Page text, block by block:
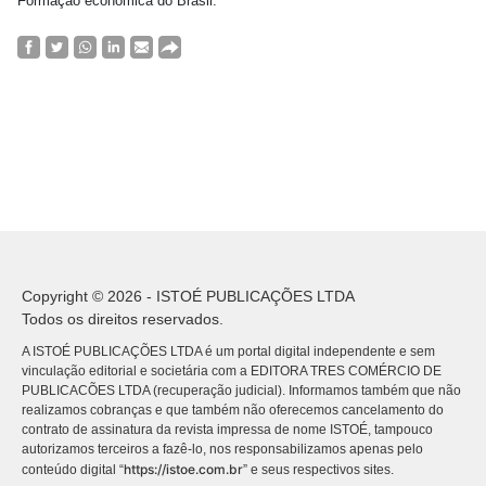
Copyright © 2026 - ISTOÉ PUBLICAÇÕES LTDA
Todos os direitos reservados.
A ISTOÉ PUBLICAÇÕES LTDA é um portal digital independente e sem
vinculação editorial e societária com a EDITORA TRES COMÉRCIO DE
PUBLICACÕES LTDA (recuperação judicial). Informamos também que não
realizamos cobranças e que também não oferecemos cancelamento do
contrato de assinatura da revista impressa de nome ISTOÉ, tampouco
autorizamos terceiros a fazê-lo, nos responsabilizamos apenas pelo
conteúdo digital “https://istoe.com.br” e seus respectivos sites.